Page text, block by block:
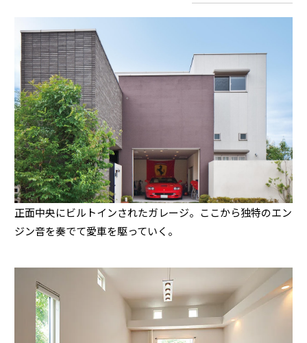
分譲マンション検索
売る [MISAWA RELAY]
住まいの売却
これから住まいをご検討の方
多彩な動画やこだわりが詰まった建築実例、注目の最新情報など、住
まいづくりを楽しく学べるデジタルラウンジです。
これから土地活用・賃貸経営をご検討の方
土地活用の基礎から長期安定経営を目指すオーナー様まで、賃貸経営
に役立つ多彩な情報を幅広くお届けします。
ホームラウンジ 土地活用・賃貸経営
リフォーム営業所
これからリフォームをご検討の方
実例動画や基礎知識、収納の工夫など、理想の住まいを叶えるリフォ
ームの具体策とアイデアを豊富にご用意しています。
ホームラウンジ リフォーム
事業用地・事業用建物
分譲用地
すべてのフィールドに新しい価値をデザインし、持続可能な未来志向
のまちづくりを実現していきます。
ミサワゼネラルソリューション
お客様センター
ミサワホームオーナーさま・リフォーム工事ご契約者さまとミサワホ
ームを結ぶコミュニケーションサイト。お得・便利・安心なコンテン
ツや、ミサワホームからの大切なお知らせなど配信しています。
ミサワオーナーズクラブ
SDGs
環境活動
採用情報
新卒者採用
中途採用
障がい者採用
海外事業
正面中央にビルトインされたガレージ。ここから独特のエン
ジン音を奏でて愛車を駆っていく。